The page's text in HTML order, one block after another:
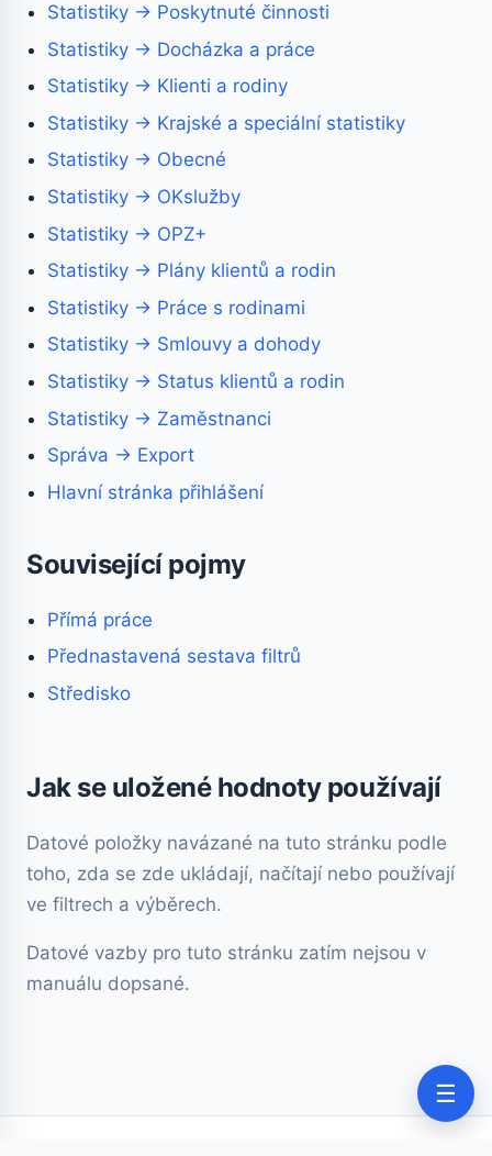
☰
Statistiky → Poskytnuté činnosti
Statistiky → Docházka a práce
Statistiky → Klienti a rodiny
Statistiky → Krajské a speciální statistiky
Statistiky → Obecné
Statistiky → OKslužby
Statistiky → OPZ+
Statistiky → Plány klientů a rodin
Statistiky → Práce s rodinami
Statistiky → Smlouvy a dohody
Statistiky → Status klientů a rodin
Statistiky → Zaměstnanci
Správa → Export
Hlavní stránka přihlášení
Související pojmy
Přímá práce
Přednastavená sestava filtrů
Středisko
Jak se uložené hodnoty používají
Datové položky navázané na tuto stránku podle
toho, zda se zde ukládají, načítají nebo používají
ve filtrech a výběrech.
Datové vazby pro tuto stránku zatím nejsou v
manuálu dopsané.